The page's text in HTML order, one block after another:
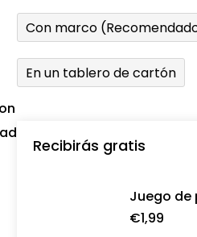
Con marco
En un tablero de cartón
Recibirás gratis
Juego de
€1,99